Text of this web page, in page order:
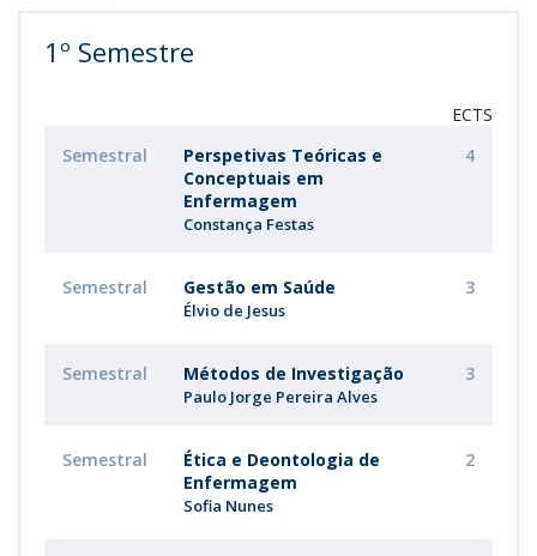
1º Semestre
ECTS
Semestral
Perspetivas Teóricas e
Conceptuais em
Enfermagem
Constança Festas
4
Semestral Gestão em Saúde
Élvio de Jesus
3
Semestral Métodos de Investigação
Paulo Jorge Pereira Alves
3
Semestral
Ética e Deontologia de
Enfermagem
Sofia Nunes
2